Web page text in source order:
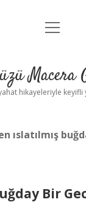
Anasayfa
Yasal Uyarı
menüyü
Macera
hikayeleriyle keyifli
ıslatılmış
Bir